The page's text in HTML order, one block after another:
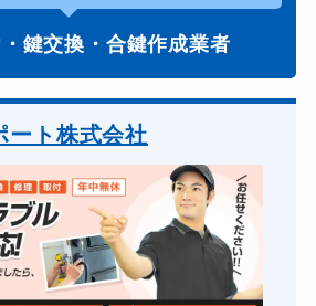
岡崎市
東郷町） 愛西市|新城市
町・飛島村）|
知多市|知多郡（阿久比町・
・美浜町・武豊町）|知立市
蒲郡市|西尾市|西春日井郡
市|豊明市|豊橋市 豊田市
鍵交換・合鍵作成業者
ート株式会社